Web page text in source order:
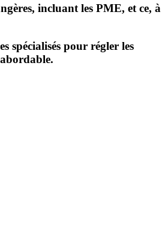
incluant les PME, et ce, à
spécialisés pour régler les